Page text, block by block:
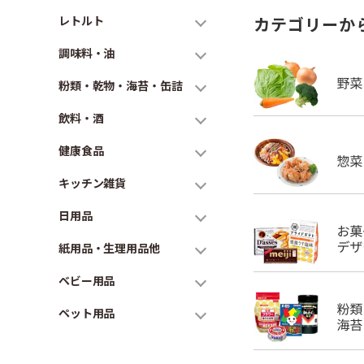
レトルト
調味料・油
粉類・乾物・海苔・缶詰
飲料・酒
健康食品
キッチン雑貨
日用品
紙用品・生理用品他
ベビー用品
ペット用品
カテゴリーか